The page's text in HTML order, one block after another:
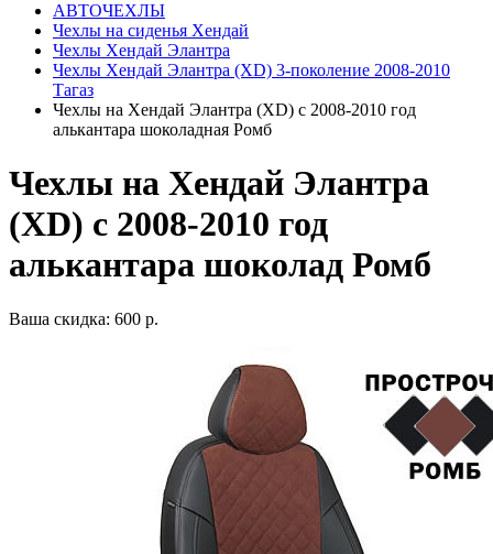
АВТОЧЕХЛЫ
Чехлы на сиденья Хендай
Чехлы Хендай Элантра
Чехлы Хендай Элантра (XD) 3-поколение 2008-2010
Тагаз
Чехлы на Хендай Элантра (XD) с 2008-2010 год
алькантара шоколадная Ромб
Чехлы на Хендай Элантра
(XD) с 2008-2010 год
алькантара шоколад Ромб
Ваша скидка: 600 р.